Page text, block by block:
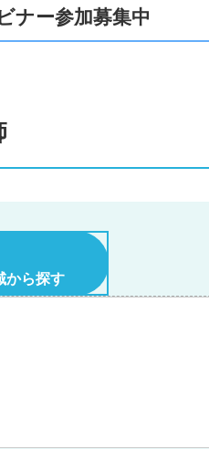
ナー参加募集中
から探す